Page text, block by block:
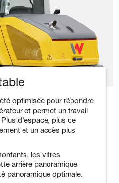
optimisée pour répondre
et permet un travail
d'espace, plus de
et un accès plus
les vitres
arrière panoramique
panoramique optimale.